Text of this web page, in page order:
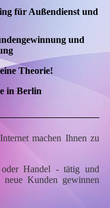
für Außendienst und
und
Theorie!
in Berlin
machen Ihnen zu
Handel - tätig und
neue Kunden gewinnen